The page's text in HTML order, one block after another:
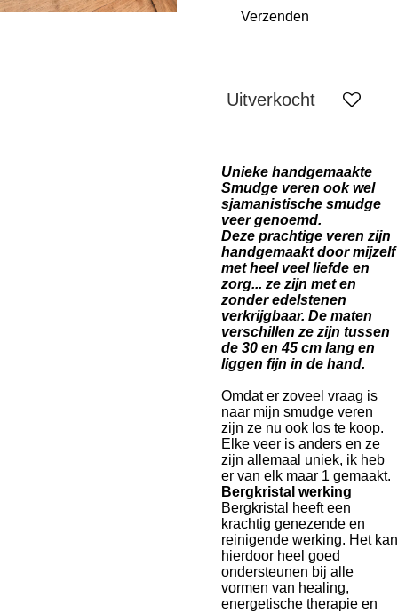
Verzenden
Uitverkocht
Unieke handgemaakte
Smudge veren ook wel
sjamanistische smudge
veer genoemd.
Deze prachtige veren zijn
handgemaakt door mijzelf
met heel veel liefde en
zorg... ze zijn met en
zonder edelstenen
verkrijgbaar. De maten
verschillen ze zijn tussen
de 30 en 45 cm lang en
liggen fijn in de hand.
Omdat er zoveel vraag is
naar mijn smudge veren
zijn ze nu ook los te koop.
Elke veer is anders en ze
zijn allemaal uniek, ik heb
er van elk maar 1 gemaakt.
Bergkristal werking
Bergkristal heeft een
krachtig genezende en
reinigende werking. Het kan
hierdoor heel goed
ondersteunen bij alle
vormen van healing,
energetische therapie en